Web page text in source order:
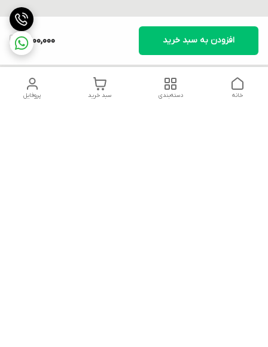
3,100,000 افزودن به سبد خرید
پروفایل سبد خرید دسته‌بندی خانه